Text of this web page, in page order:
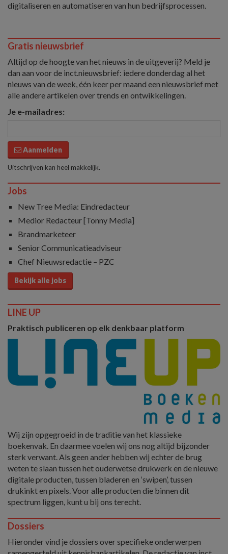
digitaliseren en automatiseren van hun bedrijfsprocessen.
Gratis nieuwsbrief
Altijd op de hoogte van het nieuws in de uitgeverij? Meld je
dan aan voor de inct.nieuwsbrief: iedere donderdag al het
nieuws van de week, één keer per maand een nieuwsbrief met
alle andere artikelen over trends en ontwikkelingen.
Je e-mailadres:
Aanmelden
Uitschrijven kan heel makkelijk.
Jobs
New Tree Media: Eindredacteur
Medior Redacteur [Tonny Media]
Brandmarketeer
Senior Communicatieadviseur
Chef Nieuwsredactie – PZC
Bekijk alle jobs
LINE UP
Praktisch publiceren op elk denkbaar platform
Wij zijn opgegroeid in de traditie van het klassieke
boekenvak. En daarmee voelen wij ons nog altijd bijzonder
sterk verwant. Als geen ander hebben wij echter de brug
weten te slaan tussen het ouderwetse drukwerk en de nieuwe
digitale producten, tussen bladeren en ‘swipen’, tussen
drukinkt en pixels. Voor alle producten die binnen dit
spectrum liggen, kunt u bij ons terecht.
Dossiers
Hieronder vind je dossiers over specifieke onderwerpen